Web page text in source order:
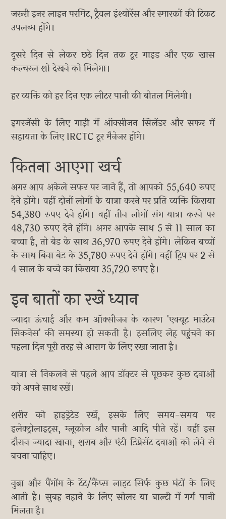
जरूरी इनर लाइन परमिट, ट्रैवल इंश्योरेंस और स्मारकों की टिकट
उपलब्ध होंगे।
दूसरे दिन से लेकर छठे दिन तक टूर गाइड और एक खास
कल्चरल शो देखने को मिलेगा।
हर व्यक्ति को हर दिन एक लीटर पानी की बोतल मिलेगी।
इमरजेंसी के लिए गाड़ी में ऑक्सीजन सिलेंडर और सफर में
सहायता के लिए IRCTC टूर मैनेजर होंगे।
कितना आएगा खर्च
अगर आप अकेले सफर पर जाने हैं, तो आपको 55,640 रुपए
देने होंगे। वहीं दोनों लोगों के यात्रा करने पर प्रति व्यक्ति किराया
54,380 रुपए देने होंगे। वहीं तीन लोगों संग यात्रा करने पर
48,730 रुपए देने होंगे। अगर आपके साथ 5 से 11 साल का
बच्चा है, तो बेड के साथ 36,970 रुपए देने होंगे। लेकिन बच्चों
के साथ बिना बेड के 35,780 रुपए देने होंगे। वहीं ट्रिप पर 2 से
4 साल के बच्चे का किराया 35,720 रुपए है।
इन बातों का रखें ध्यान
ज्यादा ऊंचाई और कम ऑक्सीजन के कारण 'एक्यूट माउंटेन
सिकनेस' की समस्या हो सकती है। इसलिए लेह पहुंचने का
पहला दिन पूरी तरह से आराम के लिए रखा जाता है।
यात्रा से निकलने से पहले आप डॉक्टर से पूछकर कुछ दवाओं
को अपने साथ रखें।
शरीर को हाइड्रेटेड रखें, इसके लिए समय-समय पर
इलेक्ट्रोलाइट्स, ग्लूकोज और पानी आदि पीते रहें। वहीं इस
दौरान ज्यादा खाना, शराब और एंटी डिप्रेसेंट दवाओं को लेने से
बचना चाहिए।
नुब्रा और पैंगोंग के टेंट/कैंप्स लाइट सिर्फ कुछ घंटों के लिए
आती है। सुबह नहाने के लिए सोलर या बाल्टी में गर्म पानी
मिलता है।